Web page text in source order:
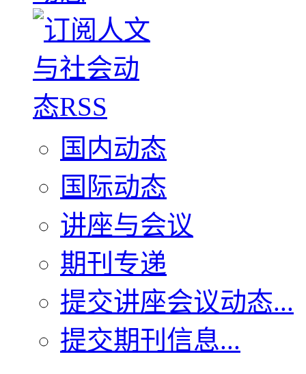
国内动态
国际动态
讲座与会议
期刊专递
提交讲座会议动态...
提交期刊信息...